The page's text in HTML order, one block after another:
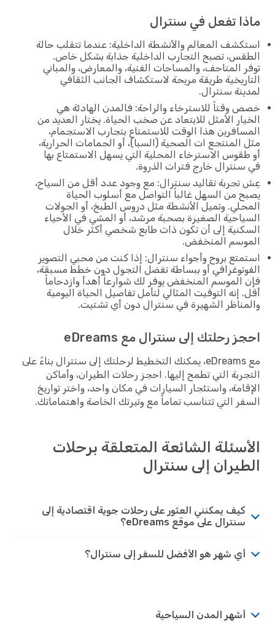
ماذا تفعل في سنترال
استكشف المعالم والأنشطة الداخلية: عندما تتقلب حالة
الطقس، تصبح التجارب الداخلية جذابة بشكل خاص.
توفر المتاحف، والمساحات الفنية، والمعارض، والمباني
التاريخية طريقة مريحة لاستكشاف الجانب الثقافي
لمدينة سنترال.
خصص وقتاً للاسترخاء والراحة: فالمدن الهادئة هي
الخيار الأمثل للابتعاد عن صخب الحياة. يختار العديد من
المسافرين هذا الوقت للاستمتاع بتجارب الاستجمام،
مثل المنتجع ات الصحية (السبا)، أو الحمامات الحرارية،
أو طقوس الاسترخاء المحلية التي يسهل الاستمتاع بها
في سنترال خارج فترات الذروة.
عِش تجربة تقاليد سنترال: مع وجود عدد أقل من السياح،
يصبح من السهل غالباً التواصل مع أسلوب الحياة
المحلي. وتميل الأنشطة مثل دروس الطبخ، أو الجولات
السياحية الصغيرة بصحبة مرشد، أو المشي في الأحياء
السكنية إلى أن تكون ذات طابع شخصي أكثر خلال
الموسم المنخفض.
استمتع بروح وأجواء سنترال: إذا كنت من محبي التصوير
الفوتوغرافي أو ببساطة تفضل التجول دون خطط مسبقة،
فإن الموسم المنخفض يوفر لك شوارعاً أهدأ وازدحاماً
أقل. إنه التوقيت المثالي لتأمل تفاصيل الحياة اليومية
والمناظر الشهيرة في سنترال دون أي تشتيت.
احجز رحلتك إلى سنترال مع eDreams
مع eDreams، يمكنك التخطيط لرحلتك إلى سنترال بناءً على
التجربة التي تطمح إليها. احجز رحلات الطيران، وأماكن
الإقامة، واستئجار السيارات في مكان واحد، واختر تواريخ
السفر التي تتناسب تماماً مع وتيرتك الخاصة واهتماماتك.
الأسئلة الشائعة المتعلقة برحلات
الطيران إلى سنترال
كيف يمكنني العثور على رحلات جوية اقتصادية إلى
سنترال على موقع eDreams؟
أي شهر هو الأفضل للسفر إلى سنترال؟
أشهر المدن السياحية